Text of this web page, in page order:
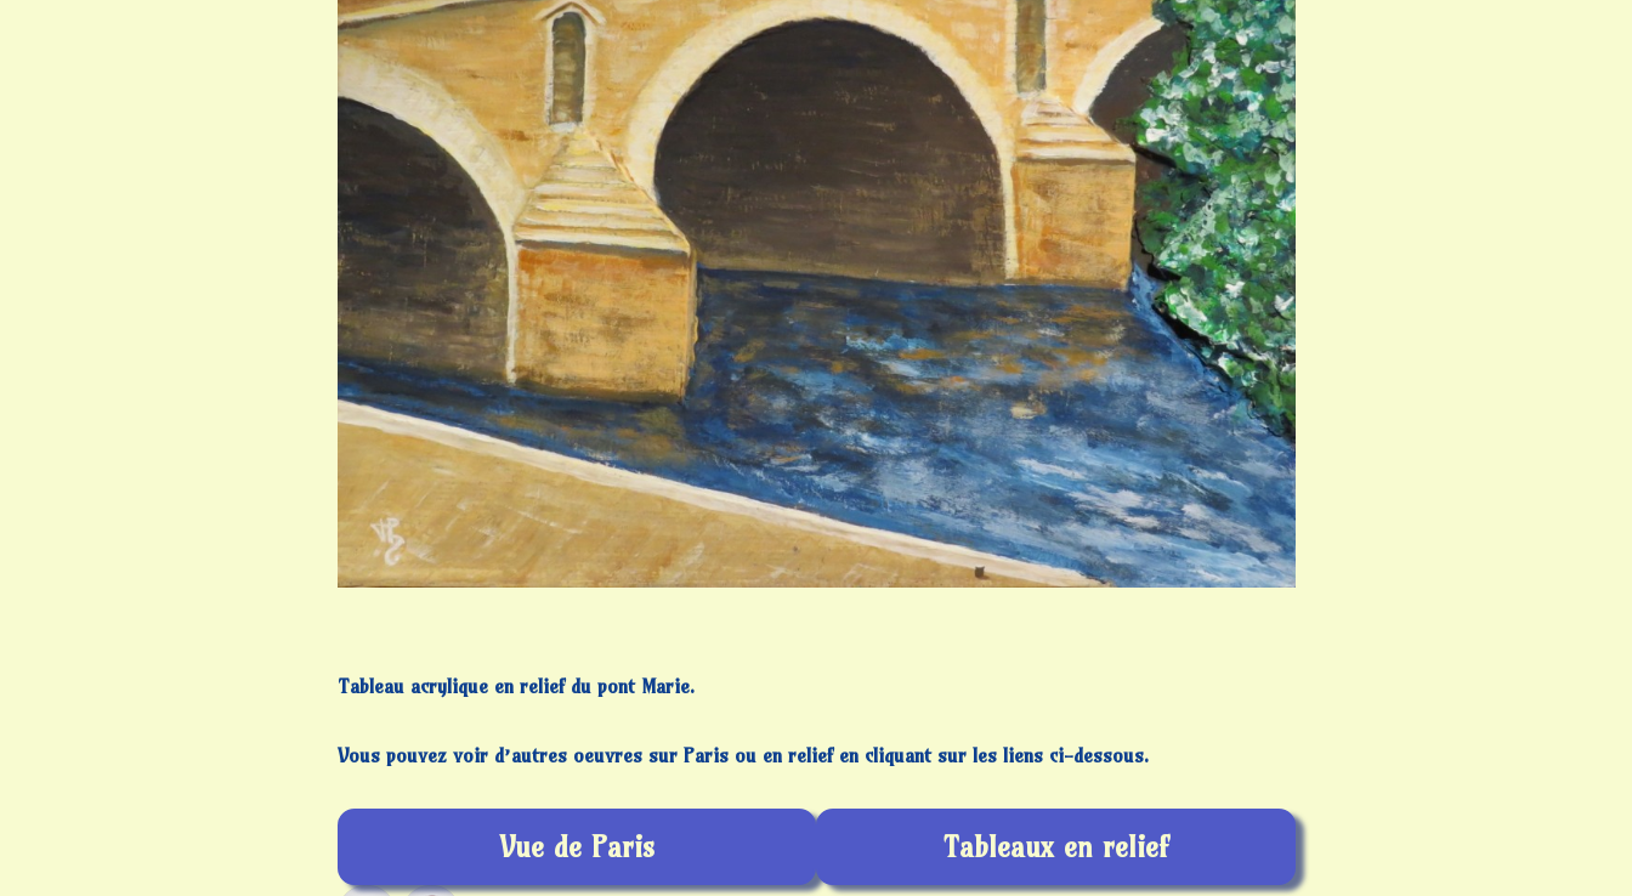
Tableau acrylique en relief du pont Marie.
Vous pouvez voir d’autres oeuvres sur Paris ou en relief en cliquant sur les liens ci-dessous.
Vue de Paris Tableaux en relief